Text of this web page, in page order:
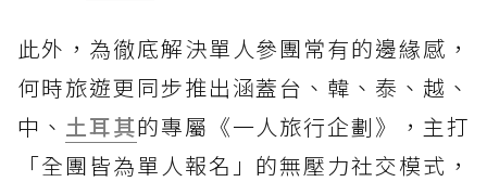
此外，為徹底解決單人參團常有的邊緣感，
何時旅遊更同步推出涵蓋台、韓、泰、越、
中、 土耳其的專屬《一人旅行企劃》，主打
「全團皆為單人報名」的無壓力社交模式，